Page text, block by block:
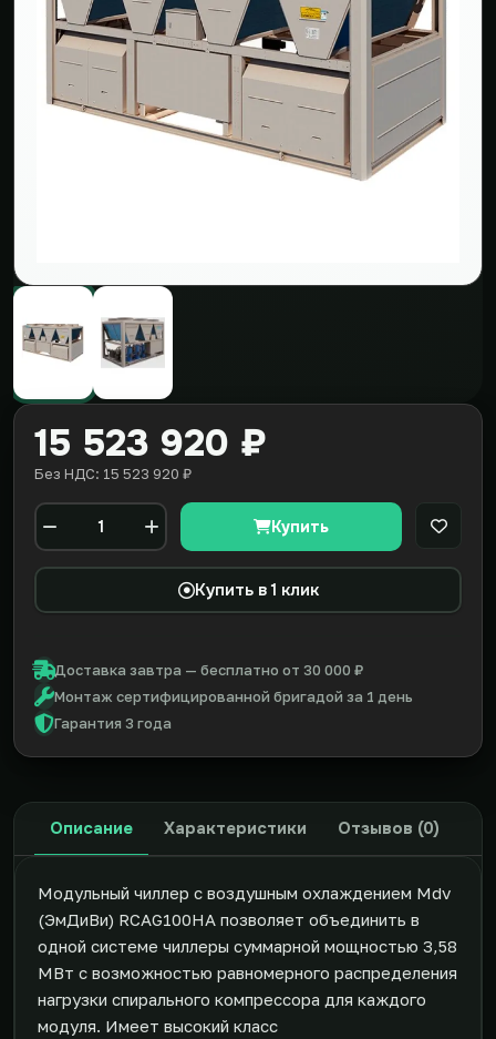
15 523 920 ₽
Без НДС: 15 523 920 ₽
Количество
Купить В
Купить в 1 клик
Доставка завтра — бесплатно от 30 000 ₽
Монтаж сертифицированной бригадой за 1 день
Гарантия 3 года
Описание Характеристики Отзывов (0)
Модульный чиллер с воздушным охлаждением Mdv
(ЭмДиВи) RCAG100HA позволяет объединить в
одной системе чиллеры суммарной мощностью 3,58
МВт с возможностью равномерного распределения
нагрузки спирального компрессора для каждого
модуля. Имеет высокий класс